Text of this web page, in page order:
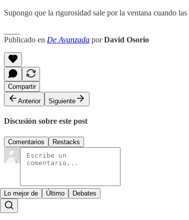
Supongo que la rigurosidad sale por la ventana cuando
Publicado en De Avanzada porDavid Osorio
Compartir
Anterior
Siguiente
Discusión sobre este post
Comentarios Restacks
Lo mejor de Último Debates